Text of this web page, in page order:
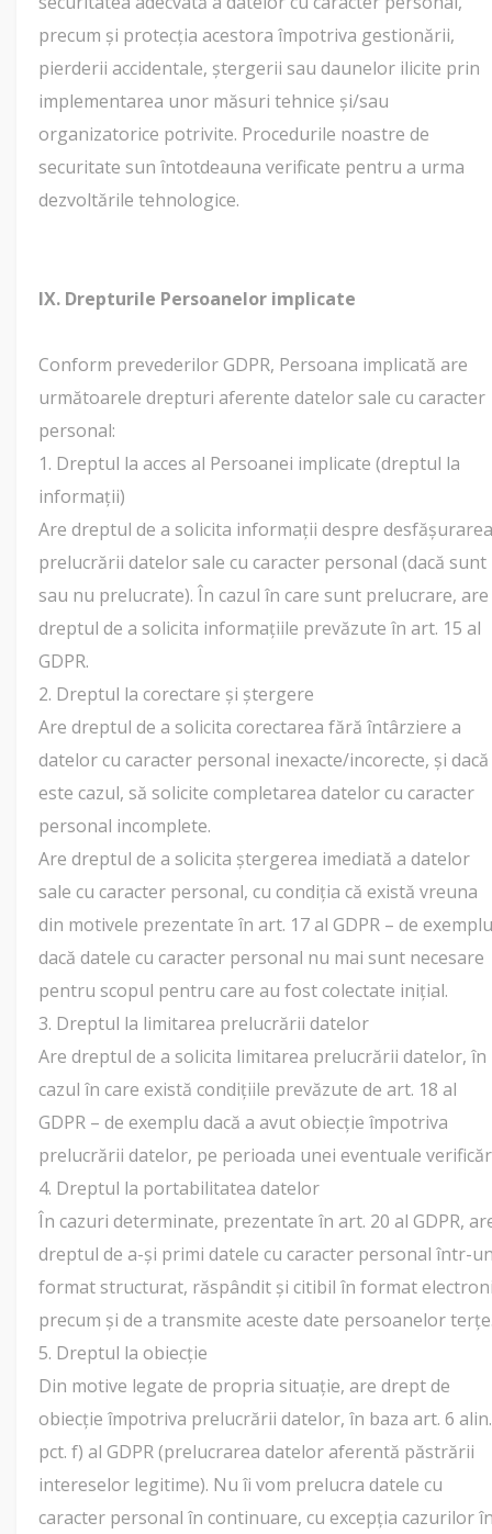
precum și protecția acestora împotriva gestionării,
pierderii accidentale, ștergerii sau daunelor ilicite prin
implementarea unor măsuri tehnice și/sau
organizatorice potrivite. Procedurile noastre de
securitate sun întotdeauna verificate pentru a urma
dezvoltările tehnologice.
IX. Drepturile Persoanelor implicate
Conform prevederilor GDPR, Persoana implicată are
următoarele drepturi aferente datelor sale cu caracter
personal:
1. Dreptul la acces al Persoanei implicate (dreptul la
informații)
Are dreptul de a solicita informații despre desfășurarea
prelucrării datelor sale cu caracter personal (dacă sunt
sau nu prelucrate). În cazul în care sunt prelucrare, are
dreptul de a solicita informațiile prevăzute în art. 15 al
GDPR.
2. Dreptul la corectare și ștergere
Are dreptul de a solicita corectarea fără întârziere a
datelor cu caracter personal inexacte/incorecte, și dacă
este cazul, să solicite completarea datelor cu caracter
personal incomplete.
Are dreptul de a solicita ștergerea imediată a datelor
sale cu caracter personal, cu condiția că există vreuna
din motivele prezentate în art. 17 al GDPR – de exemplu
dacă datele cu caracter personal nu mai sunt necesare
pentru scopul pentru care au fost colectate inițial.
3. Dreptul la limitarea prelucrării datelor
Are dreptul de a solicita limitarea prelucrării datelor, în
cazul în care există condițiile prevăzute de art. 18 al
GDPR – de exemplu dacă a avut obiecție împotriva
prelucrării datelor, pe perioada unei eventuale
4. Dreptul la portabilitatea datelor
În cazuri determinate, prezentate în art. 20 al GDPR,
dreptul de a-și primi datele cu caracter personal într-
format structurat, răspândit și citibil în format
precum și de a transmite aceste date persoanelor
5. Dreptul la obiecție
Din motive legate de propria situație, are drept de
obiecție împotriva prelucrării datelor, în baza art. 6
pct. f) al GDPR (prelucrarea datelor aferentă păstrării
intereselor legitime). Nu îi vom prelucra datele cu
caracter personal în continuare, cu excepția cazurilor